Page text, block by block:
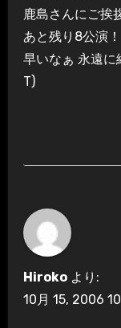
鹿島さんにご挨
あと残り8公演！
早いなぁ 永遠
T)
Hiroko より:
10月 15, 2006